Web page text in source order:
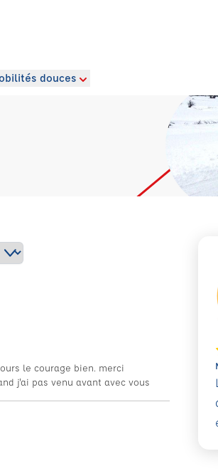
douces
le courage bien. merci
j'ai pas venu avant avec vous